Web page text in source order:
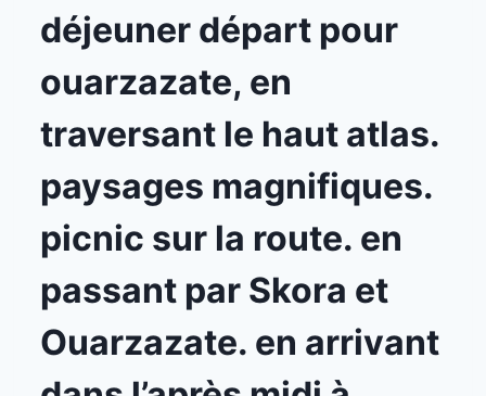
déjeuner départ pour
ouarzazate, en
traversant le haut atlas.
paysages magnifiques.
picnic sur la route. en
passant par Skora et
Ouarzazate. en arrivant